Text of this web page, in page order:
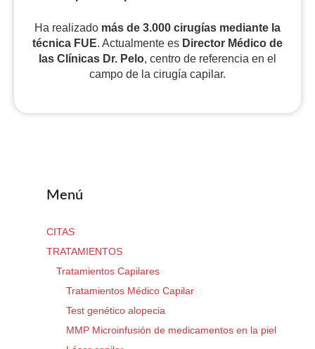
Ha realizado más de 3.000 cirugías mediante la
técnica FUE. Actualmente es Director Médico de
las Clínicas Dr. Pelo, centro de referencia en el
campo de la cirugía capilar.
Menú
CITAS
TRATAMIENTOS
Tratamientos Capilares
Tratamientos Médico Capilar
Test genético alopecia
MMP Microinfusión de medicamentos en la piel